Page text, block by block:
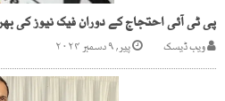
پی ٹی آئی احتجاج کے دوران فیک نیوز کی
ویب ڈیسک پیر, ۹ دسمبر ۲۰۲۴